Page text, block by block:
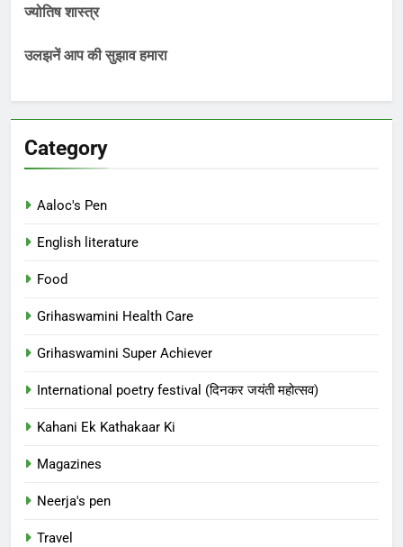
ज्योतिष शास्त्र
उलझनें आप की सुझाव हमारा
Category
Aaloc's Pen
English literature
Food
Grihaswamini Health Care
Grihaswamini Super Achiever
International poetry festival (दिनकर जयंती महोत्सव)
Kahani Ek Kathakaar Ki
Magazines
Neerja's pen
Travel